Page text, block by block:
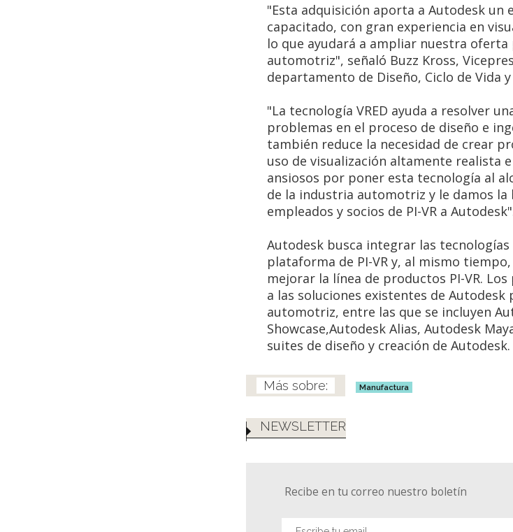
"Esta adquisición aporta a Autodesk un
capacitado, con gran experiencia en
lo que ayudará a ampliar nuestra
automotriz", señaló Buzz Kross,
departamento de Diseño, Ciclo de Vida
"La tecnología VRED ayuda a resolver
problemas en el proceso de diseño e
también reduce la necesidad de crear
uso de visualización altamente realista
ansiosos por poner esta tecnología al
de la industria automotriz y le damos la
empleados y socios de PI-VR a
Autodesk busca integrar las tecnologías
plataforma de PI-VR y, al mismo
mejorar la línea de productos PI-VR.
a las soluciones existentes de
automotriz, entre las que se incluyen
Showcase,Autodesk Alias, Autodesk
suites de diseño y creación de Autodesk.
Manufactura
NEWSLETTER
Recibe en tu correo nuestro boletín